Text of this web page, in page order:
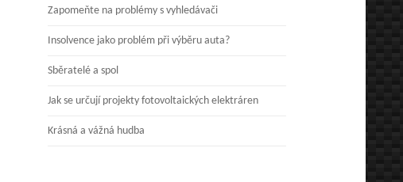
Zapomeňte na problémy s vyhledávači
Insolvence jako problém při výběru auta?
Sběratelé a spol
Jak se určují projekty fotovoltaických elektráren
Krásná a vážná hudba